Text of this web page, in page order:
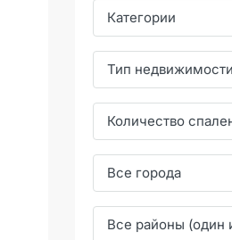
Категории
Тип недвижимости
Количество
Все города
Все районы (один